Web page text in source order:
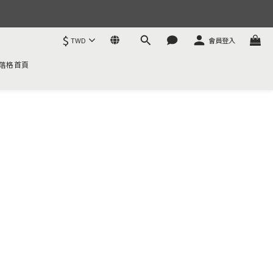
$ TWD 會員登入
格首頁